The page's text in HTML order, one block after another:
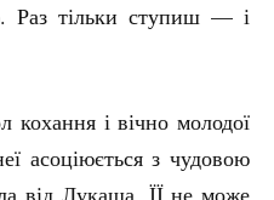
Раз тільки ступиш — і
і вічно молодої
асоціюється з чудовою